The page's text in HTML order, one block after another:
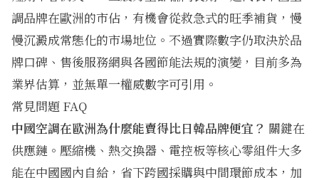
調品牌在歐洲的市佔，有機會從救急式的旺季補貨，慢
慢沉澱成常態化的市場地位。不過實際數字仍取決於品
牌口碑、售後服務網與各國節能法規的演變，目前多為
業界估算，並無單一權威數字可引用。
常見問題 FAQ
中國空調在歐洲為什麼能賣得比日韓品牌便宜？ 關鍵在
供應鏈。壓縮機、熱交換器、電控板等核心零組件大多
能在中國國內自給，省下跨國採購與中間環節成本，加